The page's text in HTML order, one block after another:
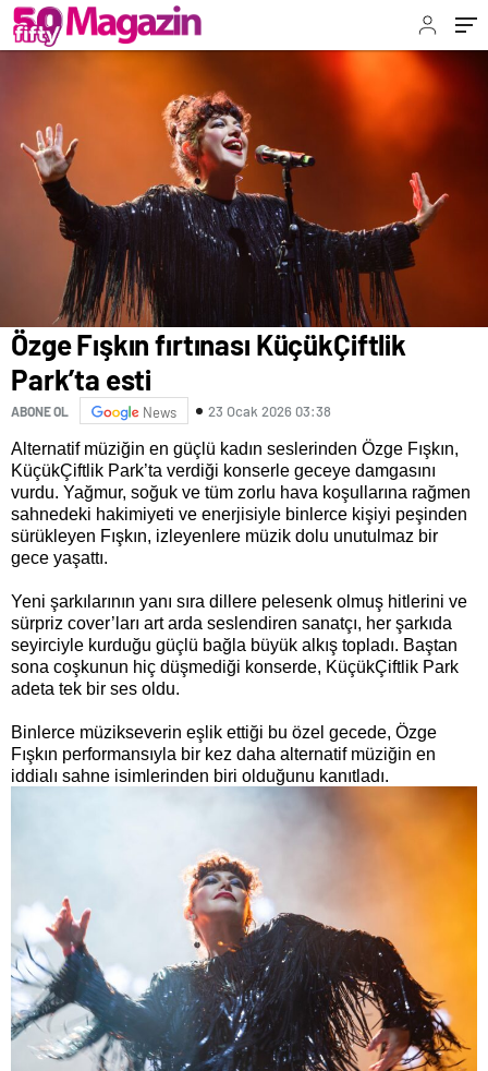
Özge Fışkın fırtınası KüçükÇiftlik
Park’ta esti
ABONE OL News 23 Ocak 2026 03:38
Alternatif müziğin en güçlü kadın seslerinden Özge Fışkın,
KüçükÇiftlik Park’ta verdiği konserle geceye damgasını
vurdu. Yağmur, soğuk ve tüm zorlu hava koşullarına rağmen
sahnedeki hakimiyeti ve enerjisiyle binlerce kişiyi peşinden
sürükleyen Fışkın, izleyenlere müzik dolu unutulmaz bir
gece yaşattı.
Yeni şarkılarının yanı sıra dillere pelesenk olmuş hitlerini ve
sürpriz cover’ları art arda seslendiren sanatçı, her şarkıda
seyirciyle kurduğu güçlü bağla büyük alkış topladı. Baştan
sona coşkunun hiç düşmediği konserde, KüçükÇiftlik Park
adeta tek bir ses oldu.
Binlerce müzikseverin eşlik ettiği bu özel gecede, Özge
Fışkın performansıyla bir kez daha alternatif müziğin en
iddialı sahne isimlerinden biri olduğunu kanıtladı.